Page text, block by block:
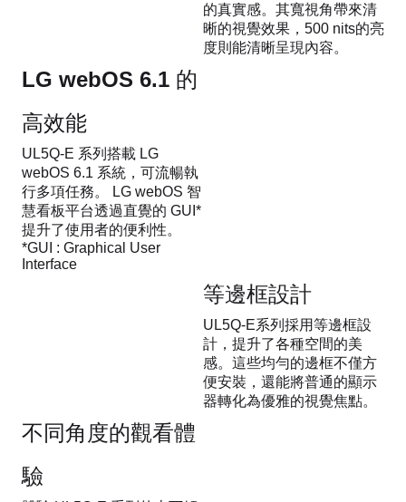
的真實感。其寬視角帶來清
晰的視覺效果，500 nits的亮
度則能清晰呈現內容。
LG webOS 6.1 的
高效能
UL5Q-E 系列搭載 LG
webOS 6.1 系統，可流暢執
行多項任務。 LG webOS 智
慧看板平台透過直覺的 GUI*
提升了使用者的便利性。
*GUI : Graphical User
Interface
等邊框設計
UL5Q-E系列採用等邊框設
計，提升了各種空間的美
感。這些均勻的邊框不僅方
便安裝，還能將普通的顯示
器轉化為優雅的視覺焦點。
不同角度的觀看體
驗